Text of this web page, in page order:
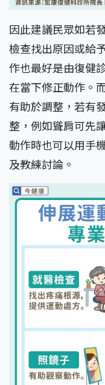
因此建議民眾如若
檢查找出原因或給
作也最好是由復健
在當下修正動作。
有助於調整，若有
整，例如聳肩可先
動作時也可以用手
及教練討論。